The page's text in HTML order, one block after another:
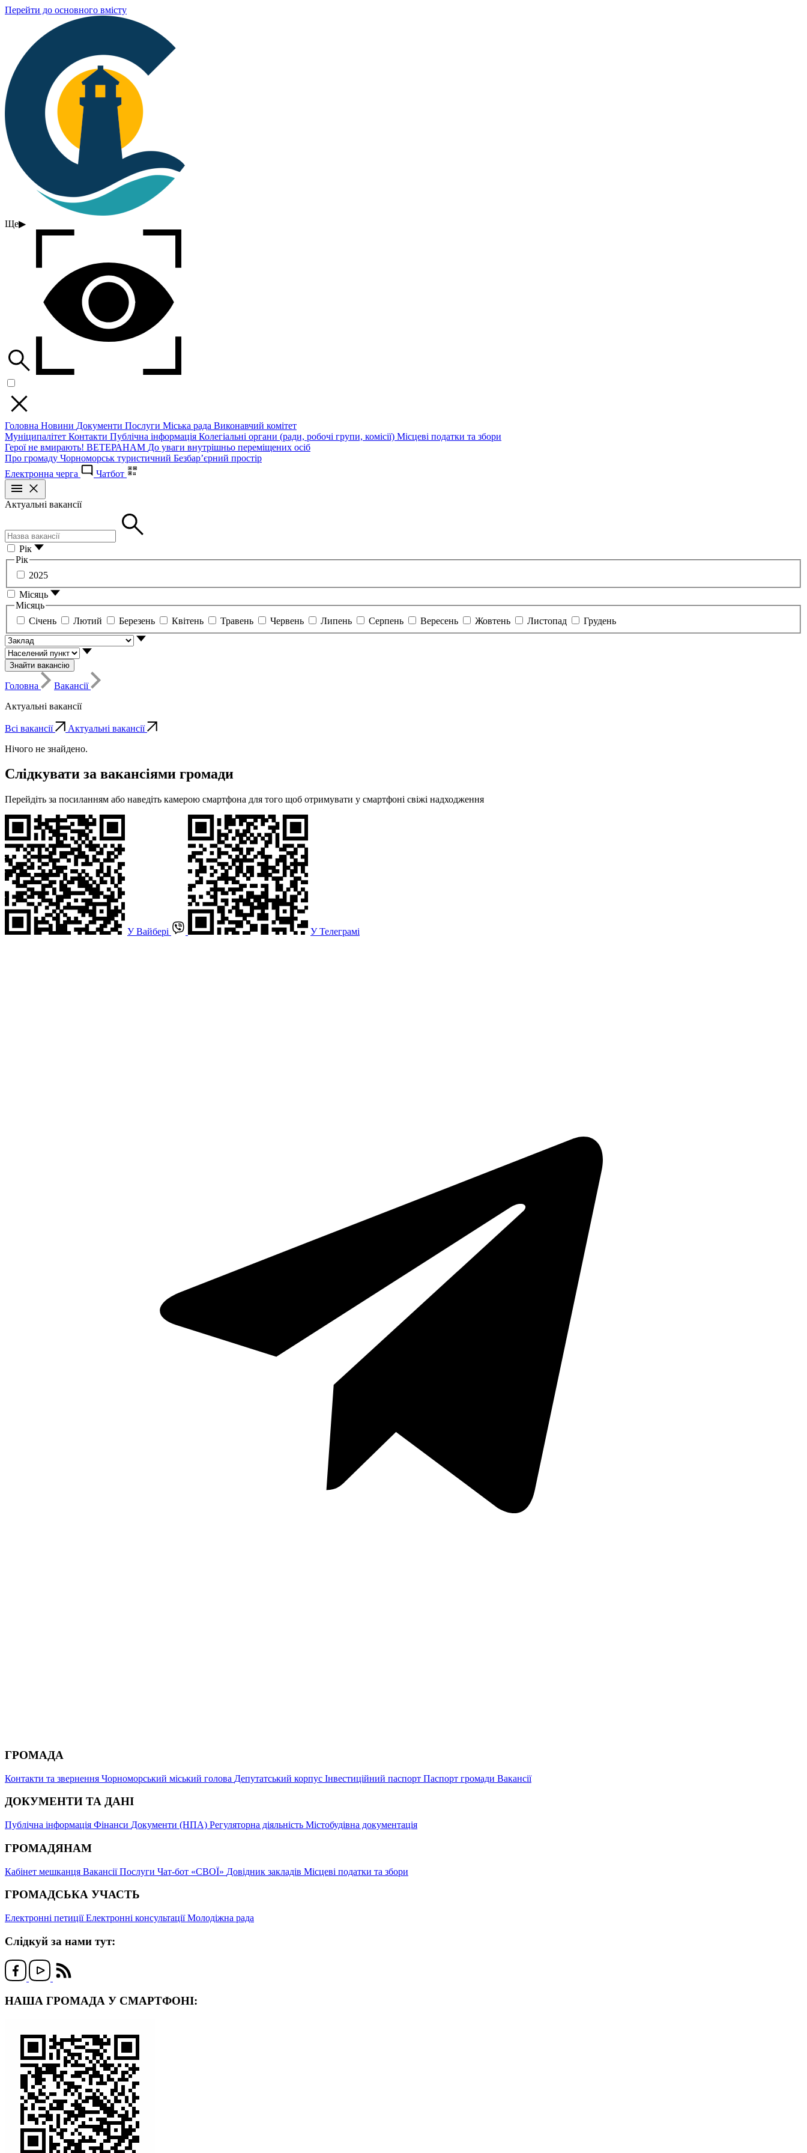
Перейти до основного вмісту
Ще▶
Головна Новини Документи Послуги Міська рада Виконавчий комітет
Муніципалітет Контакти Публічна інформація Колегіальні органи (ради, робочі групи, комісії) Місцеві податки та збори
Герої не вмирають! ВЕТЕРАНАМ До уваги внутрішньо переміщених осіб
Про громаду Чорноморськ туристичний Безбар’єрний простір
Електронна черга
Чатбот
Актуальні вакансії
Рік
Рік
2025
Місяць
Місяць
Січень
Лютий Березень Квітень Травень Червень Липень Серпень Вересень Жовтень Листопад Грудень
Знайти вакансію
Головна
Вакансії
Актуальні вакансії
Всі вакансії
Актуальні вакансії
Нічого не знайдено.
Слідкувати за вакансіями громади
Перейдіть за посиланням або наведіть камерою смартфона для того щоб отримувати у смартфоні свіжі надходження
У Вайбері У Телеграмі
ГРОМАДА
Контакти та звернення Чорноморський міський голова Депутатський корпус Інвестиційний паспорт Паспорт громади Вакансії
ДОКУМЕНТИ ТА ДАНІ
Публічна інформація Фінанси Документи (НПА) Регуляторна діяльність Містобудівна документація
ГРОМАДЯНАМ
Кабінет мешканця ВакансіїПослуги Чат-бот «СВОЇ» Довідник закладів Місцеві податки та збори
ГРОМАДСЬКА УЧАСТЬ
Електронні петиціїЕлектронні консультаціїМолодіжна рада
Слідкуй за нами тут:
НАША ГРОМАДА У СМАРТФОНІ: